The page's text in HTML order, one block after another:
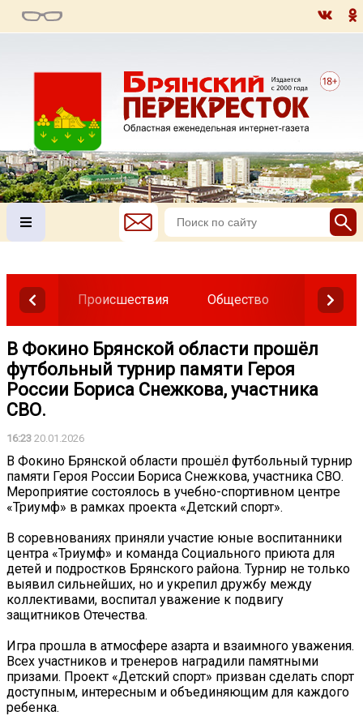
Происшествия Общество Власть
В Фокино Брянской области прошёл
футбольный турнир памяти Героя
России Бориса Снежкова, участника
СВО.
16:23 20.01.2026
В Фокино Брянской области прошёл футбольный турнир
памяти Героя России Бориса Снежкова, участника СВО.
Мероприятие состоялось в учебно-спортивном центре
«Триумф» в рамках проекта «Детский спорт».
В соревнованиях приняли участие юные воспитанники
центра «Триумф» и команда Социального приюта для
детей и подростков Брянского района. Турнир не только
выявил сильнейших, но и укрепил дружбу между
коллективами, воспитал уважение к подвигу
защитников Отечества.
Игра прошла в атмосфере азарта и взаимного уважения.
Всех участников и тренеров наградили памятными
призами. Проект «Детский спорт» призван сделать спорт
доступным, интересным и объединяющим для каждого
ребенка.